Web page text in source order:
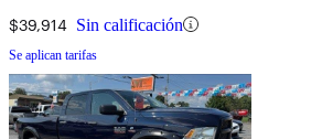
$39,914 Sin calificación
Se aplican tarifas